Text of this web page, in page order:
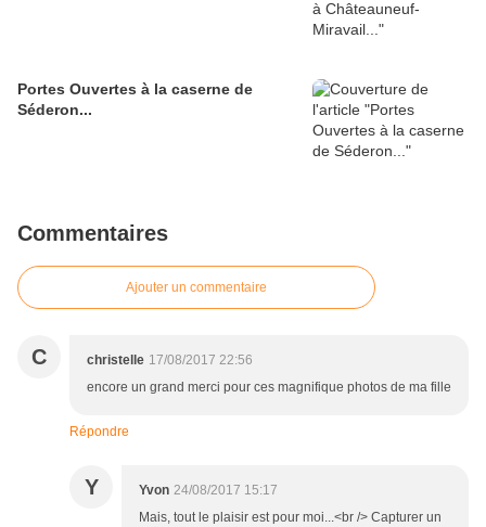
Portes Ouvertes à la caserne de
Séderon...
Commentaires
Ajouter un commentaire
C christelle 17/08/2017 22:56
encore un grand merci pour ces magnifique photos de ma fille
Répondre
Y Yvon 24/08/2017 15:17
Mais, tout le plaisir est pour moi...<br /> Capturer un